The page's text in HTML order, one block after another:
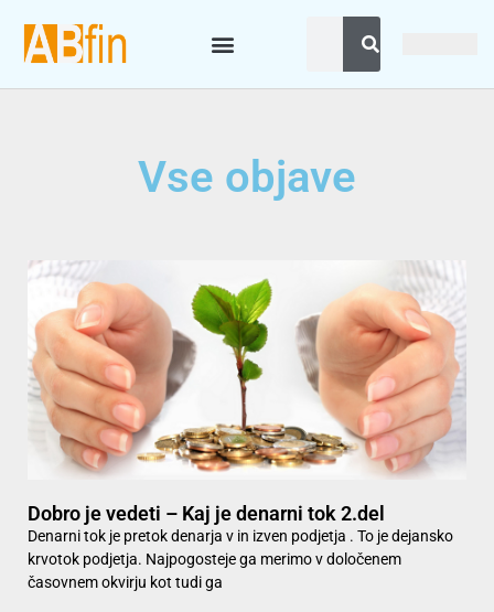
Vse objave
Dobro je vedeti – Kaj je denarni tok 2.del
Denarni tok je pretok denarja v in izven podjetja . To je dejansko
krvotok podjetja. Najpogosteje ga merimo v določenem
časovnem okvirju kot tudi ga